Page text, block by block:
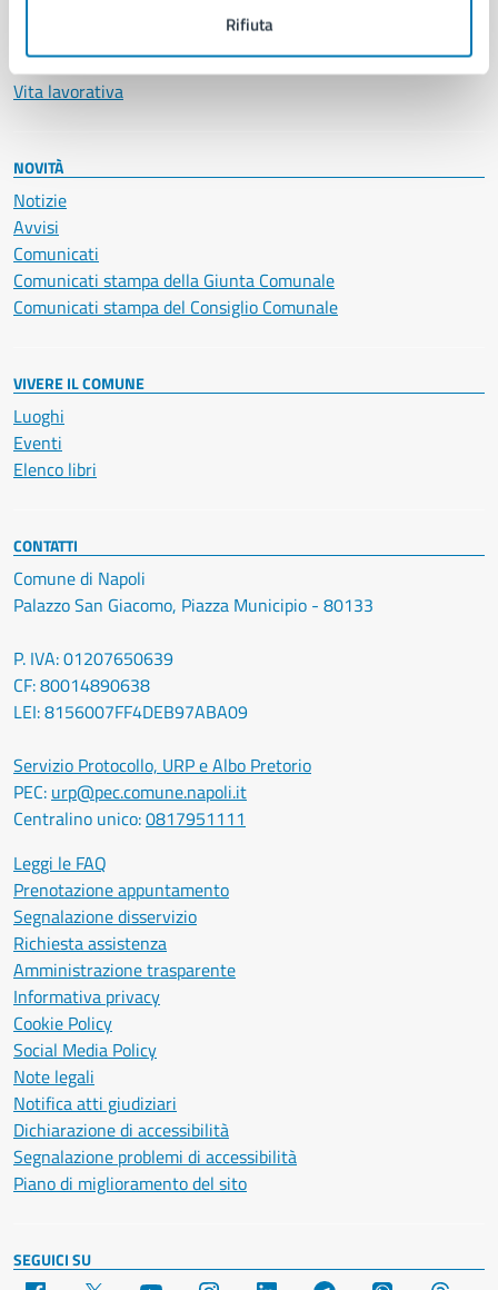
Rifiuta
Salute, benessere e assistenza
Servizi Cimiteriali
Vita lavorativa
NOVITÀ
Notizie
Avvisi
Comunicati
Comunicati stampa della Giunta Comunale
Comunicati stampa del Consiglio Comunale
VIVERE IL COMUNE
Luoghi
Eventi
Elenco libri
CONTATTI
Comune di Napoli
Palazzo San Giacomo, Piazza Municipio - 80133
P. IVA: 01207650639
CF: 80014890638
LEI: 8156007FF4DEB97ABA09
Servizio Protocollo, URP e Albo Pretorio
PEC: urp@pec.comune.napoli.it
Centralino unico:0817951111
Leggi le FAQ
Prenotazione appuntamento
Segnalazione disservizio
Richiesta assistenza
Amministrazione trasparente
Informativa privacy
Cookie Policy
Social Media Policy
Note legali
Notifica atti giudiziari
Dichiarazione di accessibilità
Segnalazione problemi di accessibilità
Piano di miglioramento del sito
SEGUICI SU